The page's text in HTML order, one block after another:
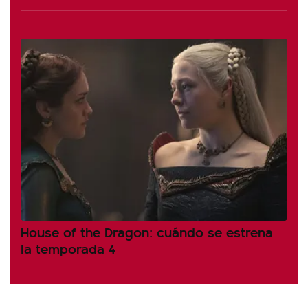
House of the Dragon: cuándo se estrena
la temporada 4